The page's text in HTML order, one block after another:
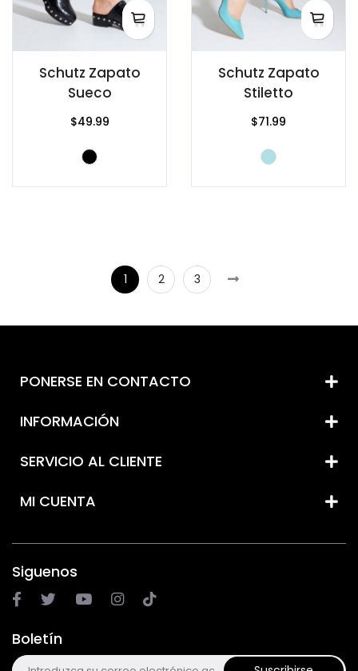
Schutz Zapato
Sueco
$49.99
Schutz Zapato
Stiletto
$71.99
1 2 3
PONERSE EN CONTACTO
INFORMACIÓN
SERVICIO AL CLIENTE
MI CUENTA
Siguenos
Boletín